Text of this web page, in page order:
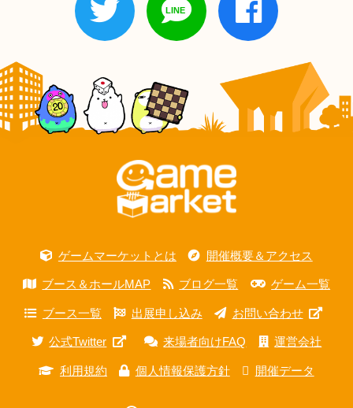
ゲームマーケットとは 開催概要＆アクセス
ブース＆ホールMAP ブログ一覧 ゲーム一覧
ブース一覧 出展申し込み お問い合わせ
公式Twitter 来場者向けFAQ 運営会社
利用規約 個人情報保護方針 開催データ